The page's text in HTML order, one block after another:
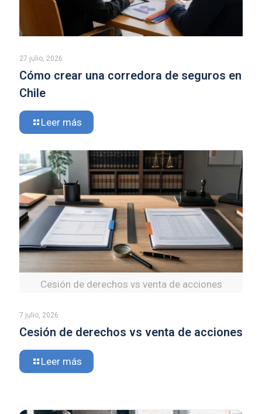
27 julio, 2026
Cómo crear una corredora de seguros en
Chile
Leer más
Cesión de derechos vs venta de acciones
7 julio, 2026
Cesión de derechos vs venta de acciones
Leer más